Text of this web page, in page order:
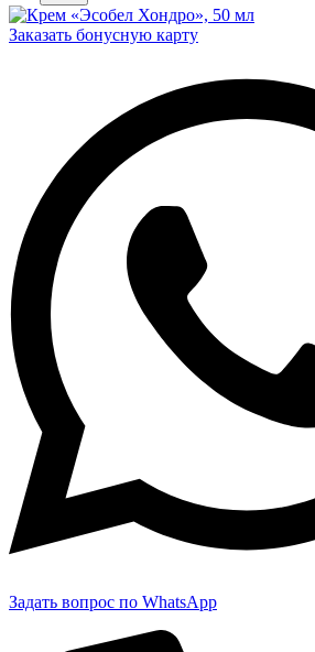
Заказать бонусную карту
Задать вопрос по WhatsApp